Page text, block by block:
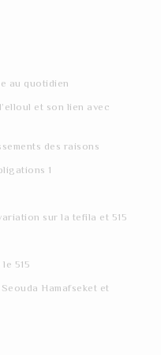
au quotidien
et son lien avec
des raisons
1
sur la tefila et 515
515
Hamafseket et